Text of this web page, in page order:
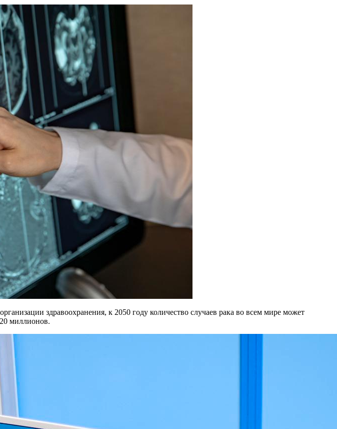
здравоохранения, к 2050 году количество случаев рака во всем мире может
миллионов.